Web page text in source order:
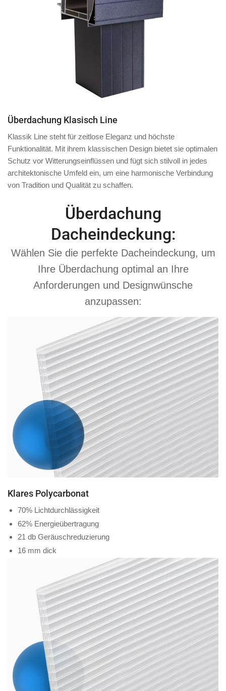
Überdachung Klasisch Line
Klassik Line steht für zeitlose Eleganz und höchste
Funktionalität. Mit ihrem klassischen Design bietet sie optimalen
Schutz vor Witterungseinflüssen und fügt sich stilvoll in jedes
architektonische Umfeld ein, um eine harmonische Verbindung
von Tradition und Qualität zu schaffen.
Überdachung
Dacheindeckung:
Wählen Sie die perfekte Dacheindeckung, um
Ihre Überdachung optimal an Ihre
Anforderungen und Designwünsche
anzupassen:
Klares Polycarbonat
70% Lichtdurchlässigkeit
62% Energieübertragung
21 db Geräuschreduzierung
16 mm dick